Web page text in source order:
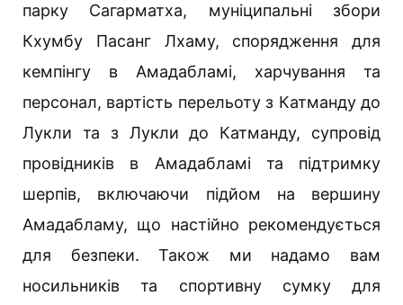
парку Сагарматха, муніципальні збори
Кхумбу Пасанг Лхаму, спорядження для
кемпінгу в Амадабламі, харчування та
персонал, вартість перельоту з Катманду до
Лукли та з Лукли до Катманду, супровід
провідників в Амадабламі та підтримку
шерпів, включаючи підйом на вершину
Амадабламу, що настійно рекомендується
для безпеки. Також ми надамо вам
носильників та спортивну сумку для